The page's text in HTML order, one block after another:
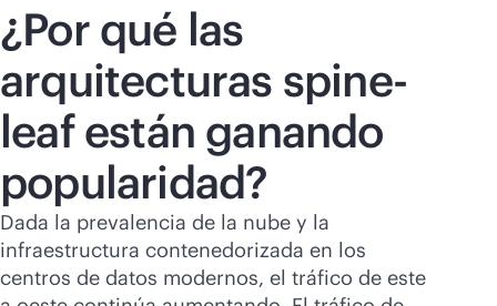
¿Por qué las
arquitecturas spine-
leaf están ganando
popularidad?
Dada la prevalencia de la nube y la
infraestructura contenedorizada en los
centros de datos modernos, el tráfico de este